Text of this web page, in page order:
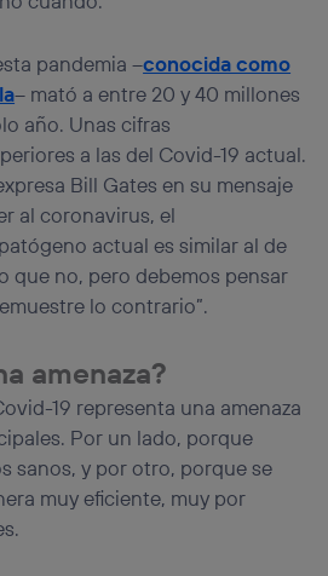
pandemia –conocida como
– mató a entre 20 y 40 millones
año. Unas cifras
a las del Covid-19 actual.
Bill Gates en su mensaje
al coronavirus, el
actual es similar al de
que no, pero debemos pensar
lo contrario”.
amenaza?
19 representa una amenaza
Por un lado, porque
sanos, y por otro, porque se
muy eficiente, muy por
del móvil.
parte inferior de esta página web o
de Utiq
más información, consulta
de Utiq.